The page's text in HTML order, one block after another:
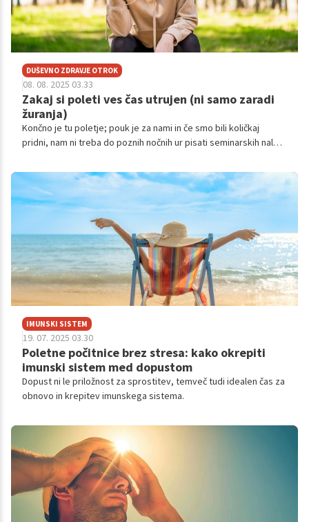
DUŠEVNO ZDRAVJE OTROK
08. 08. 2025 03.33
Zakaj si poleti ves čas utrujen (ni samo zaradi
žuranja)
Končno je tu poletje; pouk je za nami in če smo bili količkaj
pridni, nam ni treba do poznih nočnih ur pisati seminarskih nalog
IMUNSKI SISTEM
19. 07. 2025 03.30
Poletne počitnice brez stresa: kako okrepiti
imunski sistem med dopustom
Dopust ni le priložnost za sprostitev, temveč tudi idealen čas za
obnovo in krepitev imunskega sistema.